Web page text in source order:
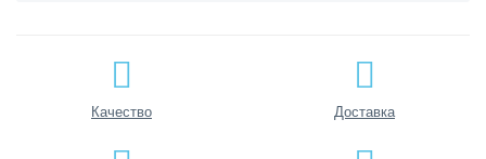
Качество Доставка